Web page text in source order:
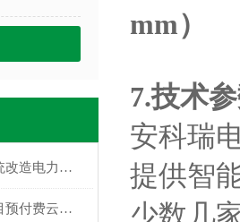
金川河泵站供配电系统改造电力监控系统的设计和应用
贵州明德学院节能项目预付费云平台系统的应用
mm）
7.技术
安科瑞
提供智
少数几